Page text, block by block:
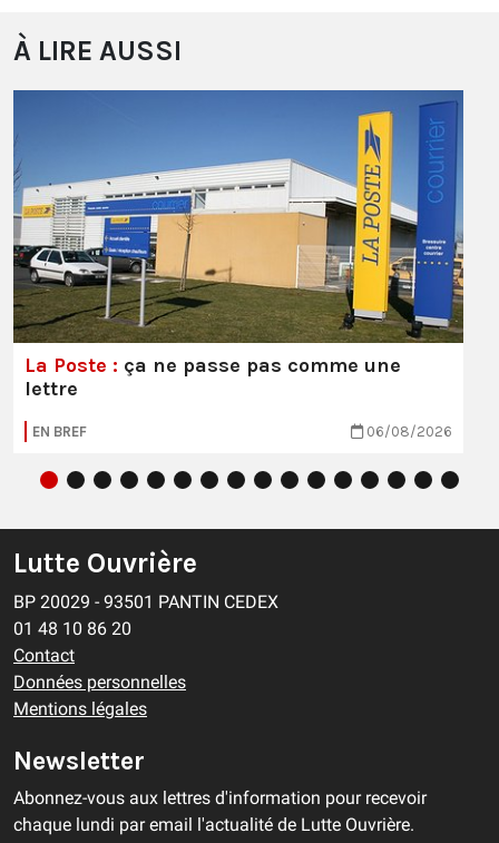
À LIRE AUSSI
La Poste : ça ne passe pas comme une
lettre
EN BREF 06/08/2026
Lutte Ouvrière
BP 20029 - 93501 PANTIN CEDEX
01 48 10 86 20
Contact
Données personnelles
Mentions légales
Newsletter
Abonnez-vous aux lettres d'information pour recevoir
chaque lundi par email l'actualité de Lutte Ouvrière.